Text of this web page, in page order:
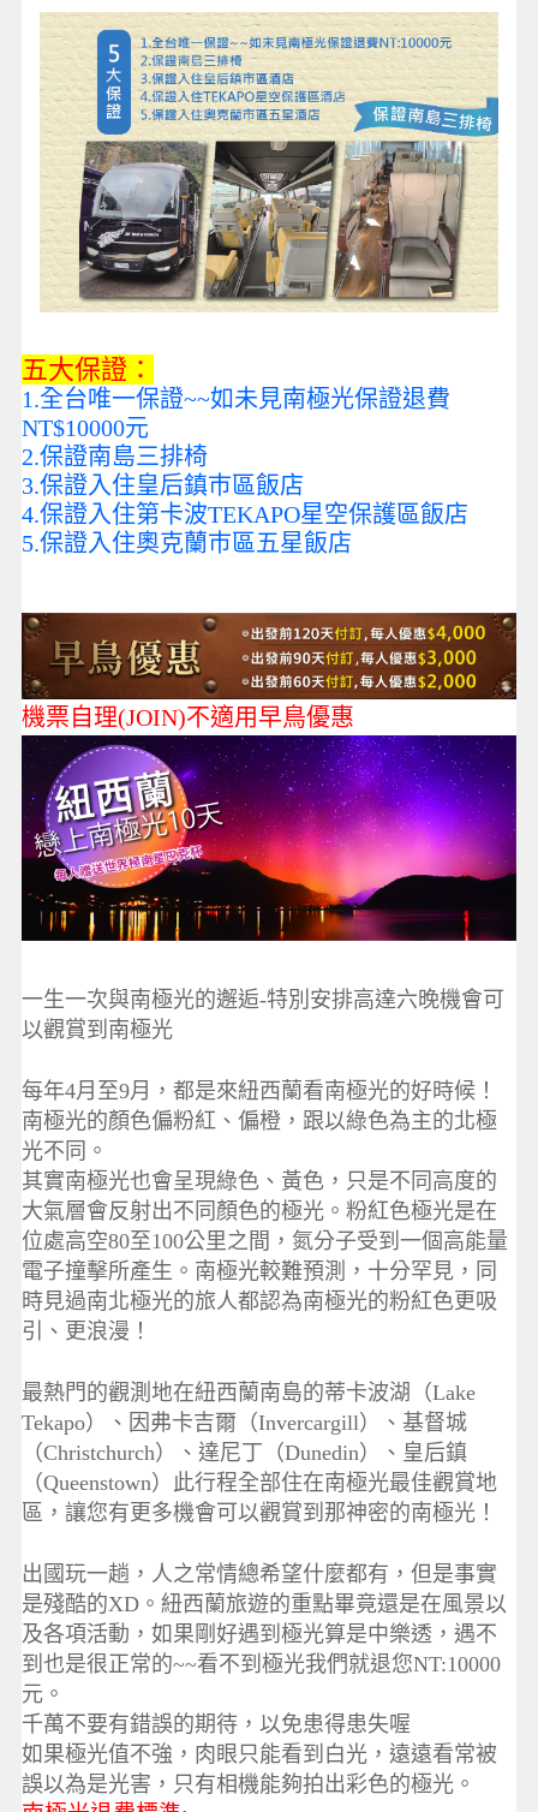
五大保證：
1.全台唯一保證~~如未見南極光保證退費
NT$10000元
2.保證南島三排椅
3.保證入住皇后鎮巿區飯店
4.保證入住第卡波TEKAPO星空保護區飯店
5.保證入住奧克蘭巿區五星飯店
機票自理(JOIN)不適用早鳥優惠
一生一次與南極光的邂逅-特別安排高達六晚機會可
以觀賞到南極光
每年4月至9月，都是來紐西蘭看南極光的好時候！
南極光的顏色偏粉紅、偏橙，跟以綠色為主的北極
光不同。
其實南極光也會呈現綠色、黃色，只是不同高度的
大氣層會反射出不同顏色的極光。粉紅色極光是在
位處高空80至100公里之間，氮分子受到一個高能量
電子撞擊所產生。南極光較難預測，十分罕見，同
時見過南北極光的旅人都認為南極光的粉紅色更吸
引、更浪漫！
最熱門的觀測地在紐西蘭南島的蒂卡波湖（Lake
Tekapo）、因弗卡吉爾（Invercargill）、基督城
（Christchurch）、達尼丁（Dunedin）、皇后鎮
（Queenstown）此行程全部住在南極光最佳觀賞地
區，讓您有更多機會可以觀賞到那神密的南極光！
出國玩一趟，人之常情總希望什麼都有，但是事實
是殘酷的XD。紐西蘭旅遊的重點畢竟還是在風景以
及各項活動，如果剛好遇到極光算是中樂透，遇不
到也是很正常的~~看不到極光我們就退您NT:10000
元。
千萬不要有錯誤的期待，以免患得患失喔
如果極光值不強，肉眼只能看到白光，遠遠看常被
誤以為是光害，只有相機能夠拍出彩色的極光。